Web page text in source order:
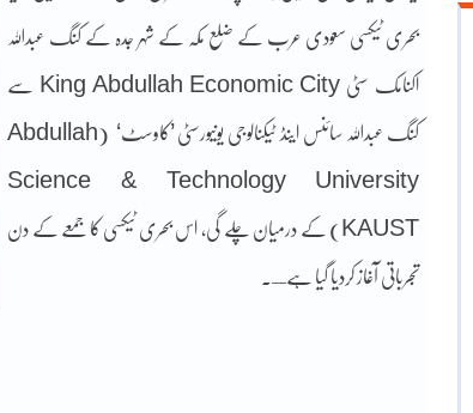
بحری ٹیکسی سعودی عرب کے ضلع مکہ کے شہر جدہ کے کنگ عبداللہ
اکنامک سٹی King Abdullah Economic City سے
کنگ عبداللہ سائنس اینڈ ٹیکنالوجی یونیورسٹی ’کاوسٹ‘ (Abdullah
Science & Technology University
(KAUST کے درمیان چلے گی, اس بحری ٹیکسی کا جمعے کے دن
تجرباتی آغاز کردیا گیا ہےـ۔